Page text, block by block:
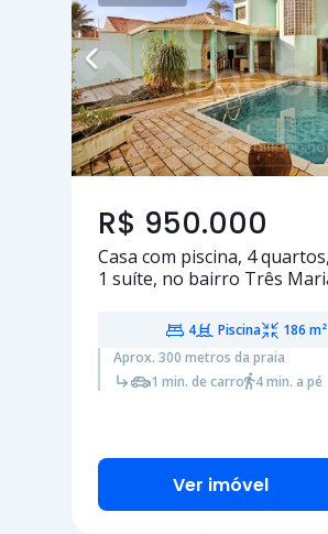
R$ 950.000
Casa com piscina, 4 quartos
1 suíte, no bairro Três
4 Piscina
186 m²
Aprox. 300 metros da praia
1 min. de carro
4 min. a pé
Ver imóvel